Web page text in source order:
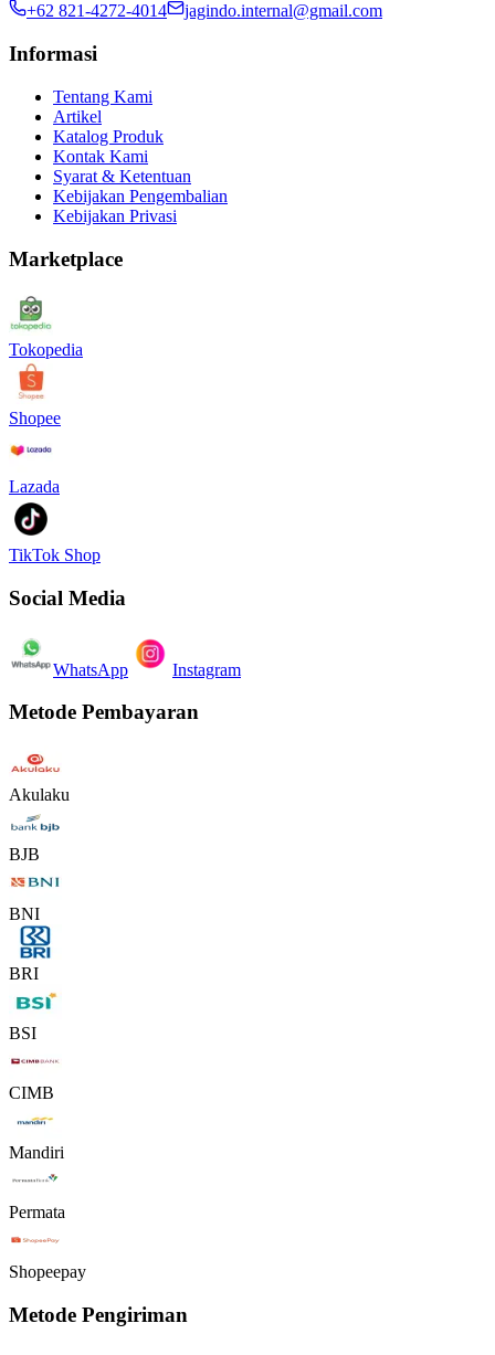
+62 821-4272-4014
jagindo.internal@gmail.com
Informasi
Tentang Kami
Artikel
Katalog Produk
Kontak Kami
Syarat & Ketentuan
Kebijakan Pengembalian
Kebijakan Privasi
Marketplace
Tokopedia
Shopee
Lazada
TikTok Shop
Social Media
WhatsApp Instagram
Metode Pembayaran
Akulaku
BJB
BNI
BRI
BSI
CIMB
Mandiri
Permata
Shopeepay
Metode Pengiriman